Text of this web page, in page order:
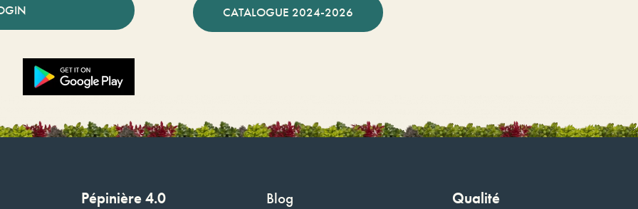
CATALOGUE 2024-2026
Pépinière 4.0 Blog Qualité